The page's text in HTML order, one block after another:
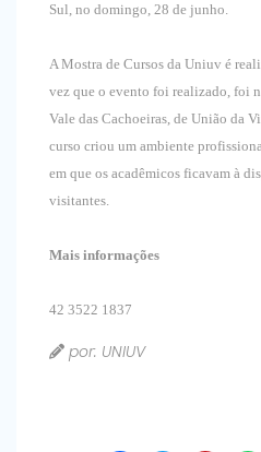
Sul, no domingo, 28 de junho.
A Mostra de Cursos da Uniuv é
vez que o evento foi realizado, foi
Vale das Cachoeiras, de União da
curso criou um ambiente
em que os acadêmicos ficavam à
visitantes.
Mais informações
42 3522 1837
por: UNIUV